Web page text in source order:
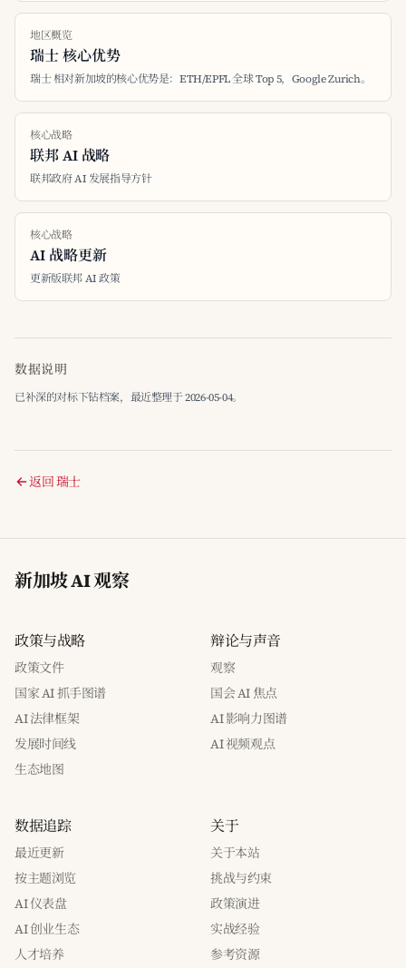
地区概览
瑞士 核心优势
瑞士 相对新加坡的核心优势是：ETH/EPFL 全球 Top 5，Google Zurich。
核心战略
联邦 AI 战略
联邦政府 AI 发展指导方针
核心战略
AI 战略更新
更新版联邦 AI 政策
数据说明
已补深的对标下钻档案，最近整理于 2026-05-04。
返回 瑞士
新加坡 AI 观察
政策与战略
政策文件
国家 AI 抓手图谱
AI 法律框架
发展时间线
生态地图
辩论与声音
观察
国会 AI 焦点
AI 影响力图谱
AI 视频观点
数据追踪
最近更新
按主题浏览
AI 仪表盘
AI 创业生态
人才培养
关于
关于本站
挑战与约束
政策演进
实战经验
参考资源